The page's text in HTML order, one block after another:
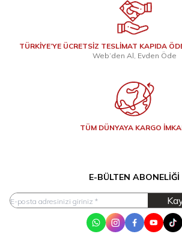
TÜRKİYE’YE ÜCRETSİZ TESLİMAT KAPIDA
Web’den Al, Evden Öde
TÜM DÜNYAYA KARGO
E-BÜLTEN ABONELIĞI
WhatsApp
InstagramFacebook
Youtube